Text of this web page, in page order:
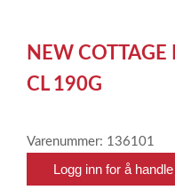
of
1
NEW COTTAGE
CL 190G
Varenummer: 136101
Logg inn for å handle